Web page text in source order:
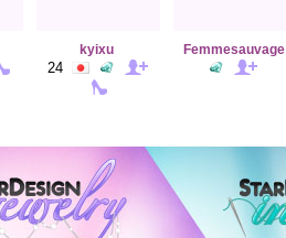
kyixu
24
Femmesauvage